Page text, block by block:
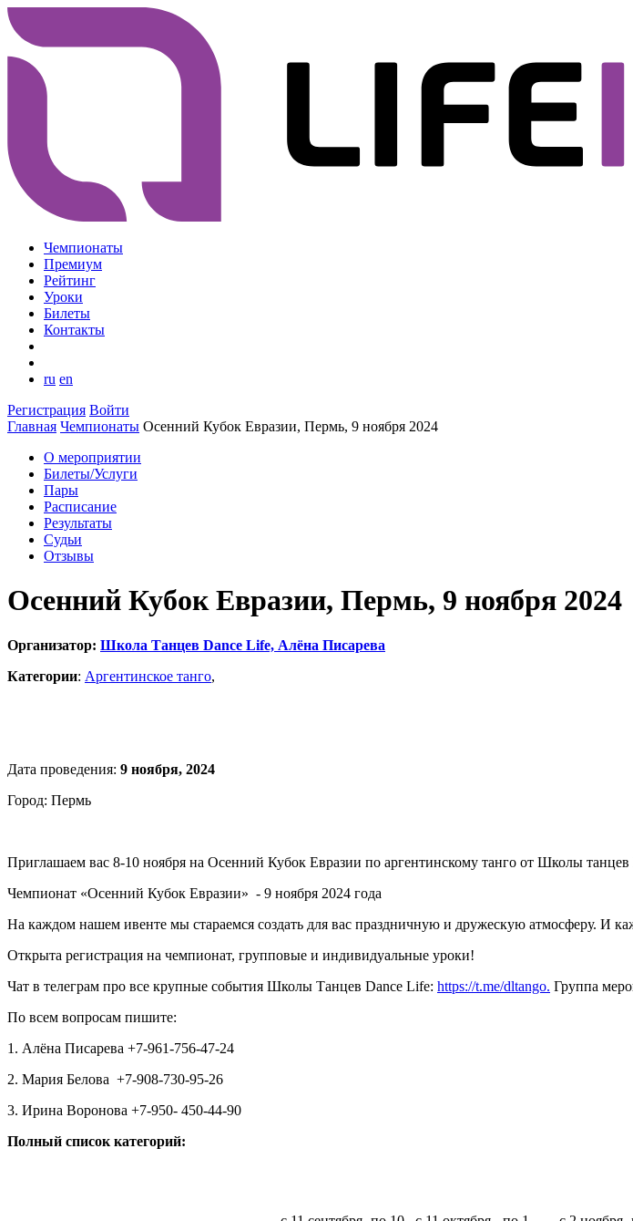
Чемпионаты
Премиум
Рейтинг
Уроки
Билеты
Контакты
ru en
Регистрация Войти
Главная Чемпионаты Осенний Кубок Евразии, Пермь, 9 ноября 2024
О мероприятии
Билеты/Услуги
Пары
Расписание
Результаты
Судьи
Отзывы
Осенний Кубок Евразии, Пермь, 9 ноября 2024
Организатор: Школа Танцев Dance Life, Алёна Писарева
Категории: Аргентинское танго,
Дата проведения: 9 ноября, 2024
Город: Пермь
Приглашаем вас 8-10 ноября на Осенний Кубок Евразии по аргентинскому танго от Школы
Чемпионат «Осенний Кубок Евразии» - 9 ноября 2024 года
На каждом нашем ивенте мы стараемся создать для вас праздничную и дружескую атмосферу. И
Открыта регистрация на чемпионат, групповые и индивидуальные уроки!
Чат в телеграм про все крупные события Школы Танцев Dance Life: https://t.me/dltango. Группа
По всем вопросам пишите:
1. Алёна Писарева +7-961-756-47-24
2. Мария Белова +7-908-730-95-26
3. Ирина Воронова +7-950- 450-44-90
Полный список категорий: